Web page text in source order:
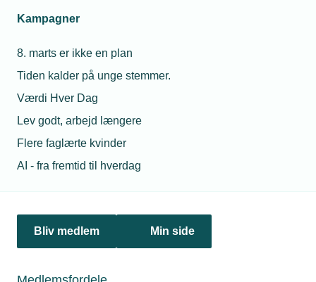
Kampagner
8. marts er ikke en plan
Tiden kalder på unge stemmer.
Værdi Hver Dag
Lev godt, arbejd længere
Flere faglærte kvinder
AI - fra fremtid til hverdag
Bliv medlem Min side
Politik & analyse
jura@tekniq.dk
tekniq@tekniq.dk